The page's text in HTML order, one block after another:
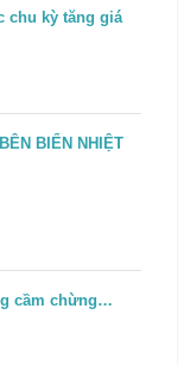
chu kỳ tăng giá
BIỂN NHIỆT
cầm chừng…